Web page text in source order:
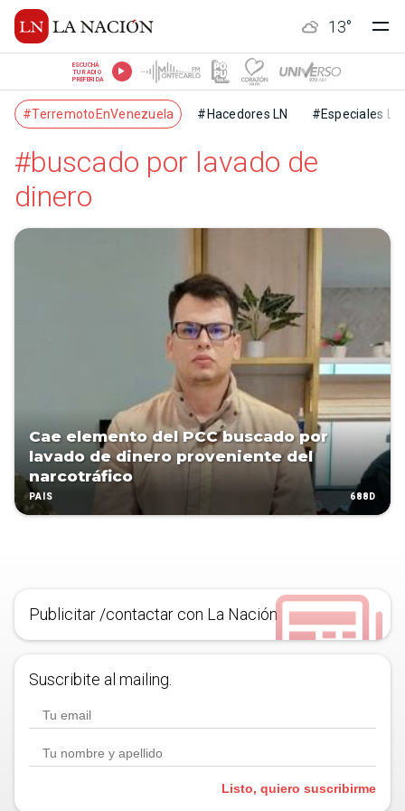
13°
ESCUCHÁ
TU RADIO
PREFERIDA
#TerremotoEnVenezuela #Hacedores LN #Especiales LN
#buscado por lavado de
dinero
Cae elemento del PCC buscado por
lavado de dinero proveniente del
narcotráfico
PAÍS 688D
Publicitar /contactar con La Nación
Suscribite al mailing.
Listo, quiero suscribirme